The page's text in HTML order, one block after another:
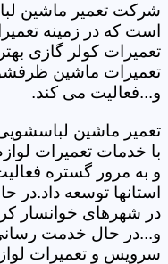
شرکت تعمیر ماشین
است که در زمینه
تعمیرات کولر گازی
تعمیرات ماشین
و...فعالیت می کند.
تعمیر ماشین لباسشویی
با خدمات تعمیرات
و به مرور گستره
استانها توسعه داد.در
در شهرهای خوانسار
و...در حال خدمت
سرویس و تعمیرات